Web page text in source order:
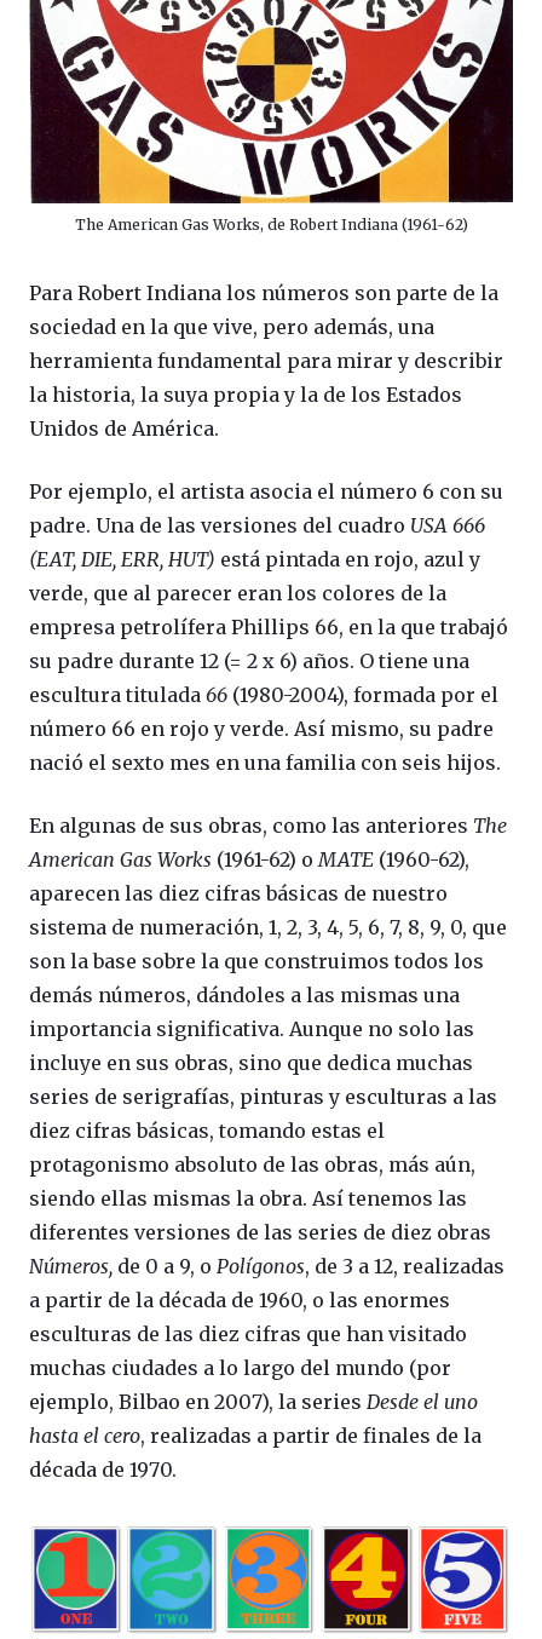
The American Gas Works, de Robert Indiana (1961-62)
Para Robert Indiana los números son parte de la
sociedad en la que vive, pero además, una
herramienta fundamental para mirar y describir
la historia, la suya propia y la de los Estados
Unidos de América.
Por ejemplo, el artista asocia el número 6 con su
padre. Una de las versiones del cuadro USA 666
(EAT, DIE, ERR, HUT) está pintada en rojo, azul y
verde, que al parecer eran los colores de la
empresa petrolífera Phillips 66, en la que trabajó
su padre durante 12 (= 2 x 6) años. O tiene una
escultura titulada 66 (1980-2004), formada por el
número 66 en rojo y verde. Así mismo, su padre
nació el sexto mes en una familia con seis hijos.
En algunas de sus obras, como las anteriores The
American Gas Works (1961-62) o MATE (1960-62),
aparecen las diez cifras básicas de nuestro
sistema de numeración, 1, 2, 3, 4, 5, 6, 7, 8, 9, 0, que
son la base sobre la que construimos todos los
demás números, dándoles a las mismas una
importancia significativa. Aunque no solo las
incluye en sus obras, sino que dedica muchas
series de serigrafías, pinturas y esculturas a las
diez cifras básicas, tomando estas el
protagonismo absoluto de las obras, más aún,
siendo ellas mismas la obra. Así tenemos las
diferentes versiones de las series de diez obras
Números, de 0 a 9, o Polígonos, de 3 a 12, realizadas
a partir de la década de 1960, o las enormes
esculturas de las diez cifras que han visitado
muchas ciudades a lo largo del mundo (por
ejemplo, Bilbao en 2007), la series Desde el uno
hasta el cero, realizadas a partir de finales de la
década de 1970.